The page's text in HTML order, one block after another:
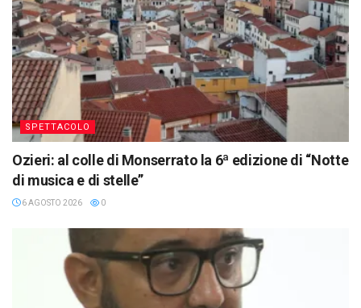
SPETTACOLO
Ozieri: al colle di Monserrato la 6ª edizione di “Notte
di musica e di stelle”
6 AGOSTO 2026 0